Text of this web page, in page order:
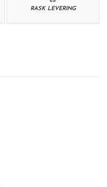
RASK LEVERING